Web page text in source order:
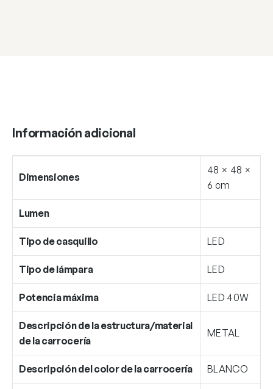
Información adicional
Dimensiones
48 × 48 ×
6 cm
Lumen
Tipo de casquillo LED
Tipo de lámpara LED
Potencia máxima LED 40W
Descripción de la estructura/material
de la carrocería
METAL
Descripción del color de la carrocería BLANCO